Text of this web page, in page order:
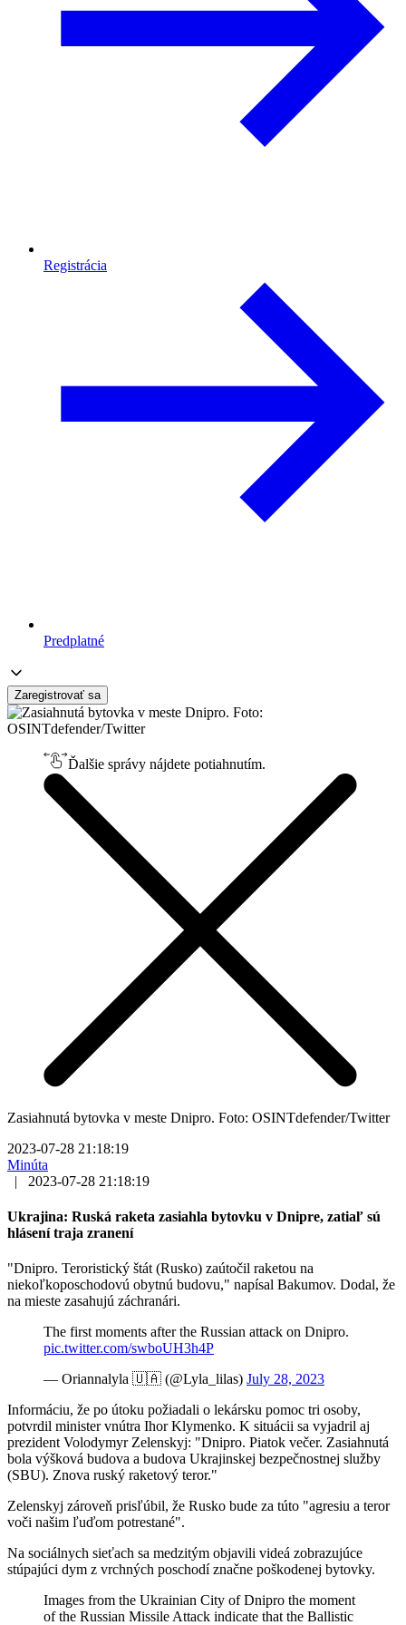
Registrácia
Predplatné
Zaregistrovať sa
Ďalšie správy nájdete potiahnutím.
Zasiahnutá bytovka v meste Dnipro. Foto: OSINTdefender/Twitter
2023-07-28 21:18:19
Minúta
|
2023-07-28 21:18:19
Ukrajina: Ruská raketa zasiahla bytovku v Dnipre, zatiaľ sú
hlásení traja zranení
"Dnipro. Teroristický štát (Rusko) zaútočil raketou na
niekoľkoposchodovú obytnú budovu," napísal Bakumov. Dodal, že
na mieste zasahujú záchranári.
The first moments after the Russian attack on Dnipro.
pic.twitter.com/swboUH3h4P
— Oriannalyla 🇺🇦 (@Lyla_lilas) July 28, 2023
Informáciu, že po útoku požiadali o lekársku pomoc tri osoby,
potvrdil minister vnútra Ihor Klymenko. K situácii sa vyjadril aj
prezident Volodymyr Zelenskyj: "Dnipro. Piatok večer. Zasiahnutá
bola výšková budova a budova Ukrajinskej bezpečnostnej služby
(SBU). Znova ruský raketový teror."
Zelenskyj zároveň prisľúbil, že Rusko bude za túto "agresiu a teror
voči našim ľuďom potrestané".
Na sociálnych sieťach sa medzitým objavili videá zobrazujúce
stúpajúci dym z vrchných poschodí značne poškodenej bytovky.
Images from the Ukrainian City of Dnipro the moment
of the Russian Missile Attack indicate that the Ballistic